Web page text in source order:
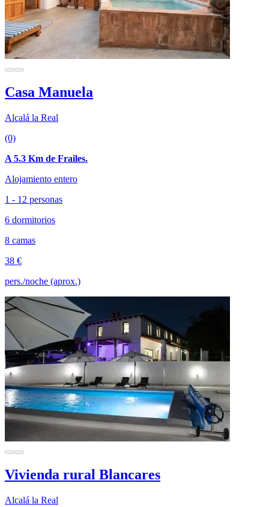
Casa Manuela
Alcalá la Real
(0)
A 5.3 Km de Frailes.
Alojamiento entero
1 - 12 personas
6 dormitorios
8 camas
38 €
pers./noche (aprox.)
Vivienda rural Blancares
Alcalá la Real